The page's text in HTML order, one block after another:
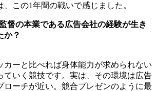
この1年間の戦いで感じました。
督の本業である広告会社の経験が生き
か？
カーと比べれば身体能力が求められない
ていく競技です。実は、その環境は広告
ローチが近い。競合プレゼンのように最